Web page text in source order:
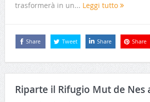
trasformerà in un... Leggi tutto
Share Tweet Share Share
Riparte il Rifugio Mut de Nes